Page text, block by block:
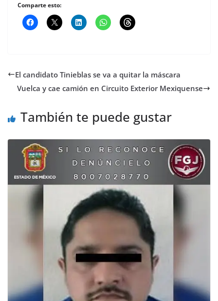
Comparte esto:
El candidato Tinieblas se va a quitar la máscara
Vuelca y cae camión en Circuito Exterior Mexiquense
También te puede gustar